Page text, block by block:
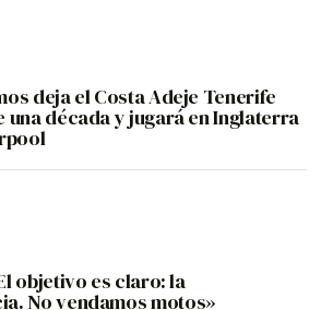
deja el Costa Adeje Tenerife
una década y jugará en Inglaterra
objetivo es claro: la
No vendamos motos»